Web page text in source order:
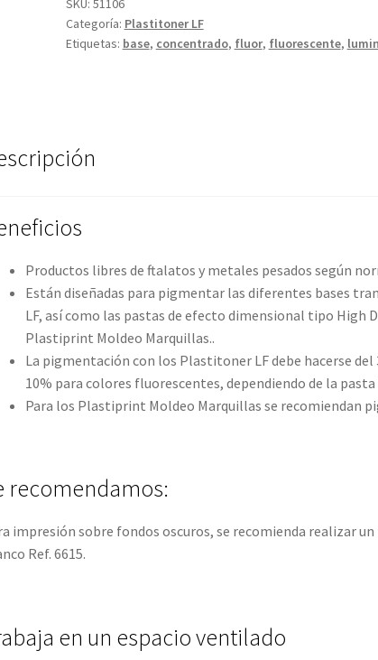
SKU: 51106
Categoría: Plastitoner LF
Etiquetas: base, concentrado, fluor, fluorescente,
Productos libres de ftalatos y metales pesados según
Están diseñadas para pigmentar las diferentes bases
LF, así como las pastas de efecto dimensional tipo High
Plastiprint Moldeo Marquillas..
La pigmentación con los Plastitoner LF debe hacerse del
10% para colores fluorescentes, dependiendo de la
Para los Plastiprint Moldeo Marquillas se recomiendan
recomendamos:
impresión sobre fondos oscuros, se recomienda realizar
Ref. 6615.
en un espacio ventilado